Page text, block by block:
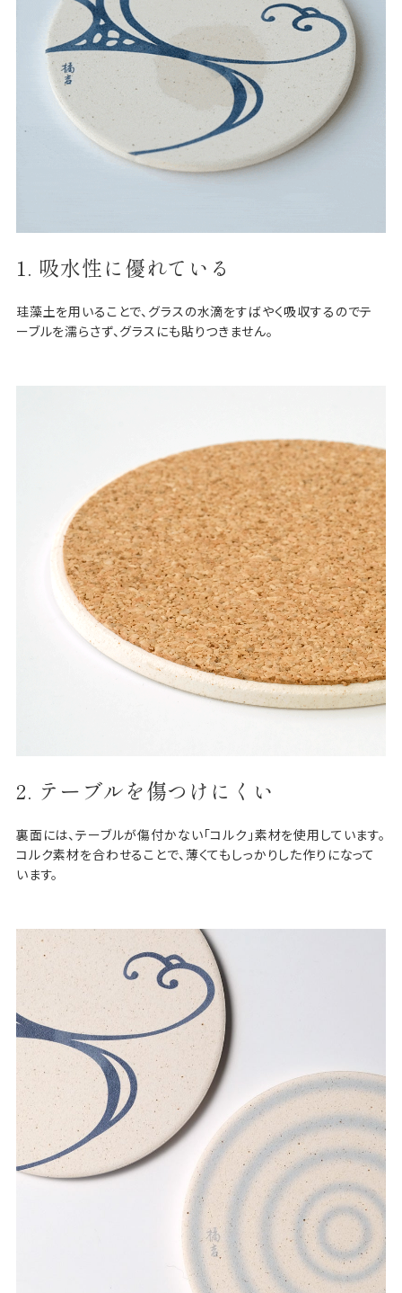
1. 吸水性に優れている
珪藻土を用いることで、グラスの水滴をすばやく吸収するのでテ
ーブルを濡らさず、グラスにも貼りつきません。
2. テーブルを傷つけにくい
裏面には、テーブルが傷付かない「コルク」素材を使用しています。
コルク素材を合わせることで、薄くてもしっかりした作りになって
います。